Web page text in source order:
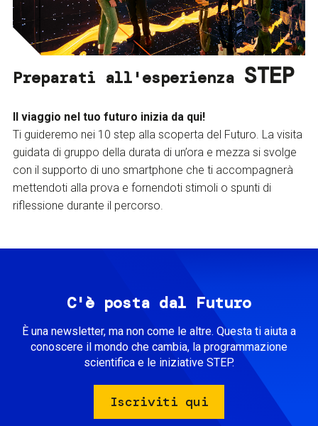
Preparati all'esperienza STEP
Il viaggio nel tuo futuro inizia da qui!
Ti guideremo nei 10 step alla scoperta del Futuro. La visita
guidata di gruppo della durata di un’ora e mezza si svolge
con il supporto di uno smartphone che ti accompagnerà
mettendoti alla prova e fornendoti stimoli o spunti di
riflessione durante il percorso.
C'è posta dal Futuro
È una newsletter, ma non come le altre. Questa ti aiuta a
conoscere il mondo che cambia, la programmazione
scientifica e le iniziative STEP.
Iscriviti qui